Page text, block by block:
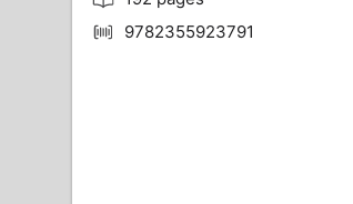
9782355923791